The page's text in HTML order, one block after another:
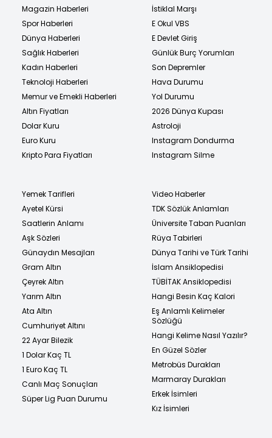
Magazin Haberleri
Spor Haberleri
Dünya Haberleri
Sağlık Haberleri
Kadın Haberleri
Teknoloji Haberleri
Memur ve Emekli Haberleri
Altın Fiyatları
Dolar Kuru
Euro Kuru
Kripto Para Fiyatları
İstiklal Marşı
E Okul VBS
E Devlet Giriş
Günlük Burç Yorumları
Son Depremler
Hava Durumu
Yol Durumu
2026 Dünya Kupası
Astroloji
Instagram Dondurma
Instagram Silme
Yemek Tarifleri
Ayetel Kürsi
Saatlerin Anlamı
Aşk Sözleri
Günaydın Mesajları
Gram Altın
Çeyrek Altın
Yarım Altın
Ata Altın
Cumhuriyet Altını
22 Ayar Bilezik
1 Dolar Kaç TL
1 Euro Kaç TL
Canlı Maç Sonuçları
Süper Lig Puan Durumu
Video Haberler
TDK Sözlük Anlamları
Üniversite Taban Puanları
Rüya Tabirleri
Dünya Tarihi ve Türk Tarihi
İslam Ansiklopedisi
TÜBİTAK Ansiklopedisi
Hangi Besin Kaç Kalori
Eş Anlamlı Kelimeler
Sözlüğü
Hangi Kelime Nasıl Yazılır?
En Güzel Sözler
Metrobüs Durakları
Marmaray Durakları
Erkek İsimleri
Kız İsimleri